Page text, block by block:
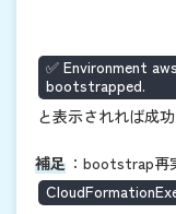
✅ Environment
bootstrapped.
と表示されれば成功
補足 ：bootstrap再